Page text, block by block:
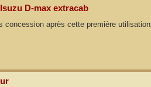
D-max extracab
concession après cette première utilisation.